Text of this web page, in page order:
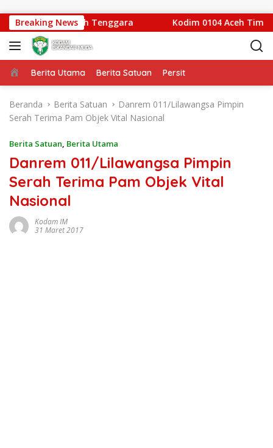
Breaking News
Mamang Aceh Tenggara Kodim 0104 Aceh Timur
Beranda
Berita Utama Berita Satuan Persit
Beranda Berita Satuan
Danrem 011/Lilawangsa Pimpin
Serah Terima Pam Objek Vital Nasional
Berita Satuan, Berita Utama
Danrem 011/Lilawangsa Pimpin
Serah Terima Pam Objek Vital
Nasional
Kodam IM
31 Maret 2017